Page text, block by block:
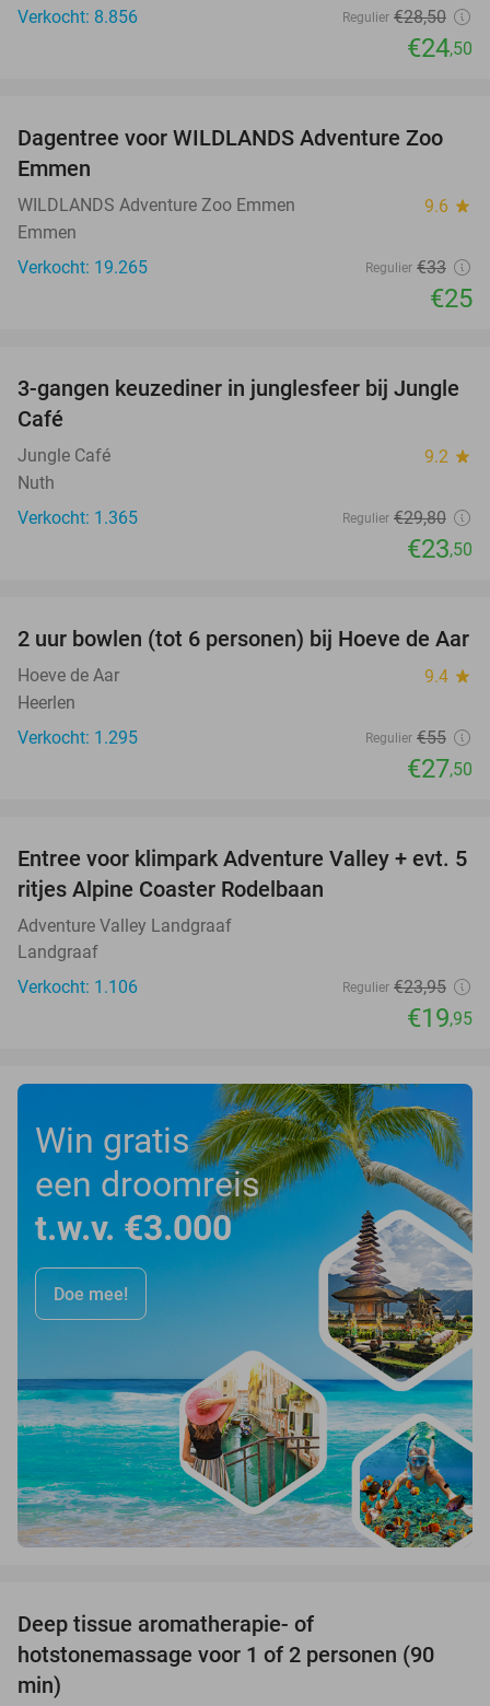
Verkocht: 8.856
Regulier €28,50
€24,50
24%
Dagentree voor WILDLANDS Adventure Zoo
Emmen
WILDLANDS Adventure Zoo Emmen 9.6 star
Emmen
Verkocht: 19.265
Regulier €33
€25
21%
3-gangen keuzediner in junglesfeer bij Jungle
Café
Jungle Café 9.2 star
Nuth
Verkocht: 1.365
Regulier €29,80
€23,50
50%
2 uur bowlen (tot 6 personen) bij Hoeve de Aar
Hoeve de Aar 9.4 star
Heerlen
Verkocht: 1.295
Regulier €55
€27,50
17%
Entree voor klimpark Adventure Valley + evt. 5
ritjes Alpine Coaster Rodelbaan
Adventure Valley Landgraaf
Landgraaf
Verkocht: 1.106
Regulier €23,95
€19,95
Win gratis
een droomreis
t.w.v. €3.000
Doe mee!
Deep tissue aromatherapie- of
hotstonemassage voor 1 of 2 personen (90
min)